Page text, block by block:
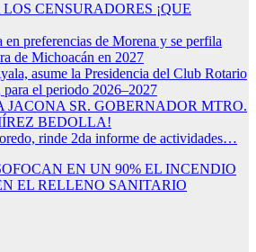
CENSURADORES ¡QUE
en preferencias de Morena y se perfila
de Michoacán en 2027
asume la Presidencia del Club Rotario
el periodo 2026–2027
JACONA SR. GOBERNADOR MTRO.
BEDOLLA!
rinde 2da informe de actividades…
EN UN 90% EL INCENDIO
EL RELLENO SANITARIO